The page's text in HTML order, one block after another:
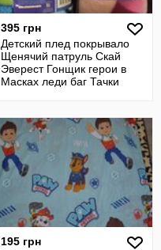
395 грн
Детский плед покрывало
Щенячий патруль Скай
Эверест Гонщик герои в
Масках леди баг Тачки
195 грн